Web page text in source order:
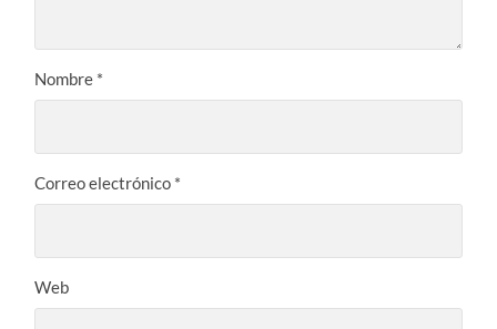
Nombre *
Correo electrónico *
Web